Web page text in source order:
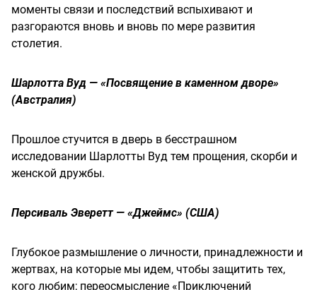
моменты связи и последствий вспыхивают и
разгораются вновь и вновь по мере развития
столетия.
Шарлотта Вуд — «Посвящение в каменном дворе»
(Австралия)
Прошлое стучится в дверь в бесстрашном
исследовании Шарлотты Вуд тем прощения, скорби и
женской дружбы.
Персиваль Эверетт — «Джеймс» (США)
Глубокое размышление о личности, принадлежности и
жертвах, на которые мы идем, ​​чтобы защитить тех,
кого любим; переосмысление «Приключений